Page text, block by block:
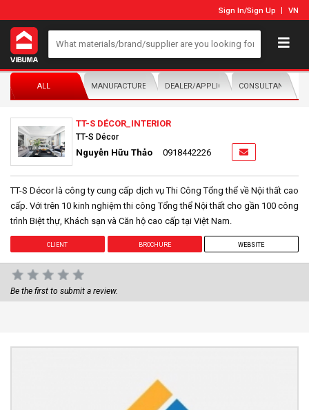
Sign In/Sign Up VN
ALL MANUFACTURER/DISTRIBUTORDEALER/APPLICATORCONSULTANTS
TT-S DÉCOR_INTERIOR
TT-S Décor
Nguyễn Hữu Thảo 0918442226
TT-S Décor là công ty cung cấp dịch vụ Thi Công Tổng thể về Nội thất cao
cấp. Với trên 10 kinh nghiệm thi công Tổng thể Nội thất cho gần 100 công
trình Biệt thự, Khách sạn và Căn hộ cao cấp tại Việt Nam.
CLIENT BROCHURE WEBSITE
Be the first to submit a review.